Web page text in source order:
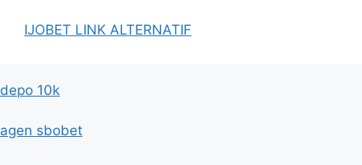
IJOBET LINK ALTERNATIF
depo 10k
agen sbobet